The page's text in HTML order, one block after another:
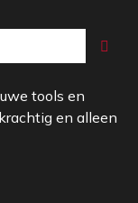
tools en
en alleen